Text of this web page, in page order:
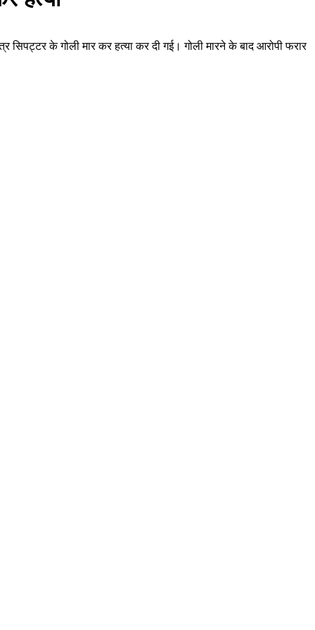
के गोली मार कर हत्या कर दी गई। गोली मारने के बाद आरोपी फरार